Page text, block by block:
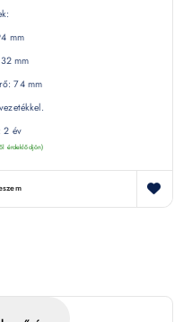
mm
mm
74 mm
2 év
érdeklődjön)